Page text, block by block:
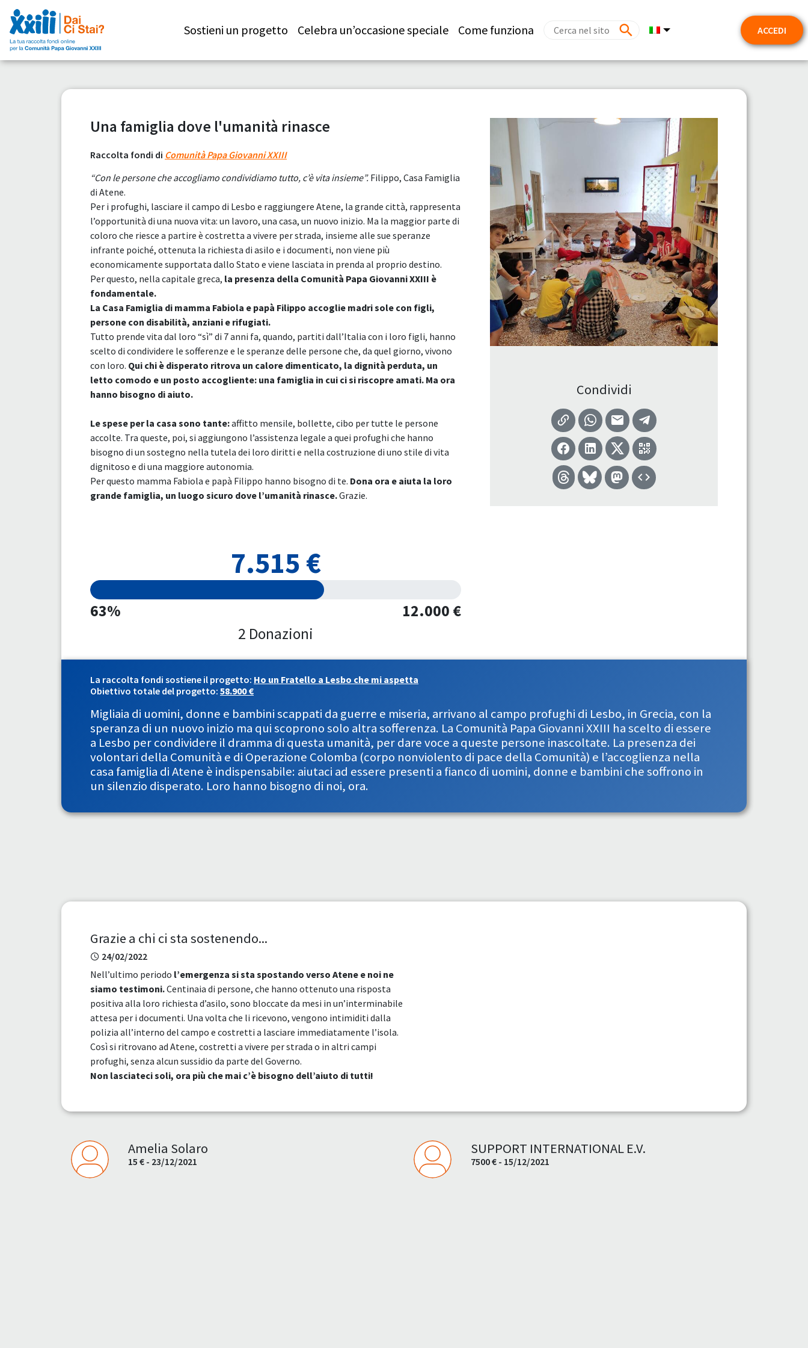
Sostieni un progetto Celebra un’occasione speciale Come funziona ACCEDI
Una famiglia dove l'umanità rinasce
Raccolta fondi di Comunità Papa Giovanni XXIII
“Con le persone che accogliamo condividiamo tutto, c’è vita insieme”. Filippo, Casa Famiglia
di Atene.
Per i profughi, lasciare il campo di Lesbo e raggiungere Atene, la grande città, rappresenta
l’opportunità di una nuova vita: un lavoro, una casa, un nuovo inizio. Ma la maggior parte di
coloro che riesce a partire è costretta a vivere per strada, insieme alle sue speranze
infrante poiché, ottenuta la richiesta di asilo e i documenti, non viene più
economicamente supportata dallo Stato e viene lasciata in prenda al proprio destino.
Per questo, nella capitale greca, la presenza della Comunità Papa Giovanni XXIII è
fondamentale.
La Casa Famiglia di mamma Fabiola e papà Filippo accoglie madri sole con figli,
persone con disabilità, anziani e rifugiati.
Tutto prende vita dal loro “sì” di 7 anni fa, quando, partiti dall’Italia con i loro figli, hanno
scelto di condividere le sofferenze e le speranze delle persone che, da quel giorno, vivono
con loro. Qui chi è disperato ritrova un calore dimenticato, la dignità perduta, un
letto comodo e un posto accogliente: una famiglia in cui ci si riscopre amati. Ma ora
hanno bisogno di aiuto.
Le spese per la casa sono tante:affitto mensile, bollette, cibo per tutte le persone
accolte. Tra queste, poi, si aggiungono l’assistenza legale a quei profughi che hanno
bisogno di un sostegno nella tutela dei loro diritti e nella costruzione di uno stile di vita
dignitoso e di una maggiore autonomia.
Per questo mamma Fabiola e papà Filippo hanno bisogno di te. Dona ora e aiuta la loro
grande famiglia, un luogo sicuro dove l’umanità rinasce.Grazie.
7.515 €
63%
12.000 €
2 Donazioni
Condividi
La raccolta fondi sostiene il progetto: Ho un Fratello a Lesbo che mi aspetta
Obiettivo totale del progetto: 58.900 €
Migliaia di uomini, donne e bambini scappati da guerre e miseria, arrivano al campo profughi di Lesbo, in Grecia, con la
speranza di un nuovo inizio ma qui scoprono solo altra sofferenza. La Comunità Papa Giovanni XXIII ha scelto di essere
a Lesbo per condividere il dramma di questa umanità, per dare voce a queste persone inascoltate. La presenza dei
volontari della Comunità e di Operazione Colomba (corpo nonviolento di pace della Comunità) e l’accoglienza nella
casa famiglia di Atene è indispensabile: aiutaci ad essere presenti a fianco di uomini, donne e bambini che soffrono in
un silenzio disperato. Loro hanno bisogno di noi, ora.
Grazie a chi ci sta sostenendo...
24/02/2022
Nell’ultimo periodo l’emergenza si sta spostando verso Atene e noi ne
siamo testimoni.Centinaia di persone, che hanno ottenuto una risposta
positiva alla loro richiesta d’asilo, sono bloccate da mesi in un’interminabile
attesa per i documenti. Una volta che li ricevono, vengono intimiditi dalla
polizia all’interno del campo e costretti a lasciare immediatamente l’isola.
Così si ritrovano ad Atene, costretti a vivere per strada o in altri campi
profughi, senza alcun sussidio da parte del Governo.
Non lasciateci soli, ora più che mai c’è bisogno dell’aiuto di tutti!
Amelia Solaro
15 € - 23/12/2021
SUPPORT INTERNATIONAL E.V.
7500 € - 15/12/2021